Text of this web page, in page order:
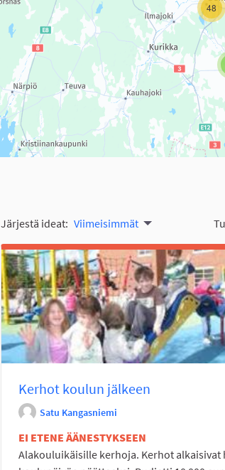
48
Järjestä ideat: Viimeisimmät
Kerhot koulun jälkeen
Satu Kangasniemi
EI ETENE ÄÄNESTYKSEEN
Alakouluikäisille kerhoja. Kerhot alkaisivat